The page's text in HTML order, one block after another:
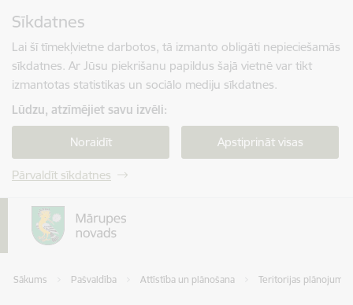
Sīkdatnes
Lai šī tīmekļvietne darbotos, tā izmanto obligāti nepieciešamās
sīkdatnes. Ar Jūsu piekrišanu papildus šajā vietnē var tikt
izmantotas statistikas un sociālo mediju sīkdatnes.
Lūdzu, atzīmējiet savu izvēli:
Noraidīt Apstiprināt visas
Pārvaldīt sīkdatnes
Sākums Pašvaldība Attīstība un plānošana Teritorijas plānojums